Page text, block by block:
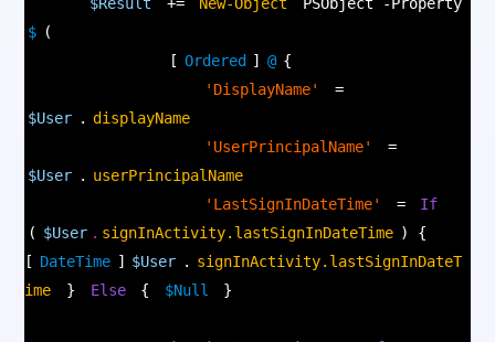
$ (
[ Ordered ] @ {
'DisplayName'
=
$User . displayName
'UserPrincipalName'
=
$User . userPrincipalName
'LastSignInDateTime'
=
If
( $User . signInActivity.lastSignInDateTime ) {
[ DateTime ] $User . signInActivity.lastSignInDateT
ime
} Else { $Null }